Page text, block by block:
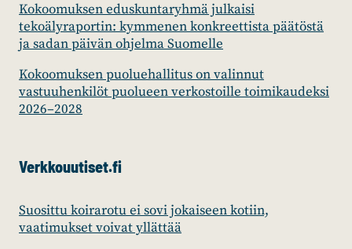
Kokoomuksen eduskuntaryhmä julkaisi
tekoälyraportin: kymmenen konkreettista päätöstä
ja sadan päivän ohjelma Suomelle
Kokoomuksen puoluehallitus on valinnut
vastuuhenkilöt puolueen verkostoille toimikaudeksi
2026–2028
Verkkouutiset.fi
Suosittu koirarotu ei sovi jokaiseen kotiin,
vaatimukset voivat yllättää